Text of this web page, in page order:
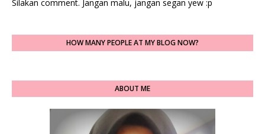
Silakan comment. Jangan malu, jangan segan yew :p
HOW MANY PEOPLE AT MY BLOG NOW?
ABOUT ME